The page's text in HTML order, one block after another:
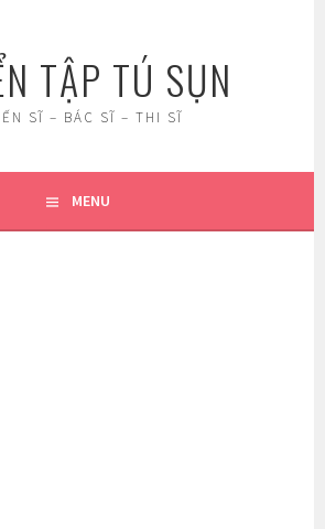
TẬP TÚ SỤN
SĨ – BÁC SĨ – THI SĨ
MENU